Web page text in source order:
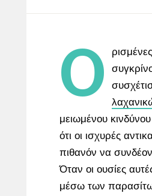
Ο
μειωμένου
ότι οι ισχυρές
πιθανόν να
Όταν οι ουσίες
μέσω των